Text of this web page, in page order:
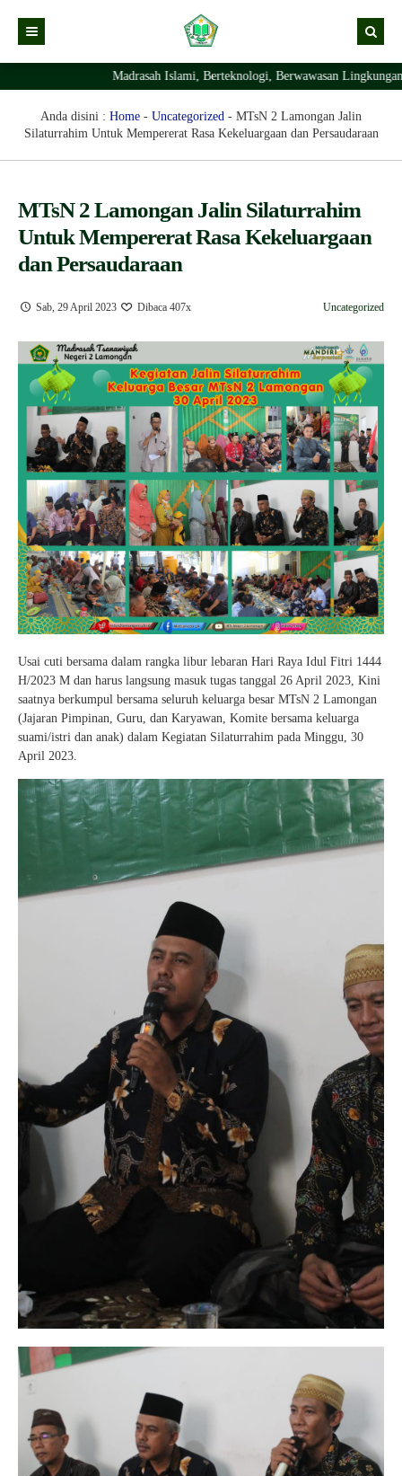
Kabar Madrasah
Profil Madrasah
Ekstrakurikuler Madrasah
Prestasi Madrasah
KURIKULUM
Struktur Organisasi Madrasah
Madrasah Islami, Berteknologi, Berwawasan Lingkungan
Anda disini : Home - Uncategorized - MTsN 2 Lamongan Jalin
Silaturrahim Untuk Mempererat Rasa Kekeluargaan dan Persaudaraan
MTsN 2 Lamongan Jalin Silaturrahim
Untuk Mempererat Rasa Kekeluargaan
dan Persaudaraan
Sab, 29 April 2023 Dibaca 407x Uncategorized
Usai cuti bersama dalam rangka libur lebaran Hari Raya Idul Fitri 1444
H/2023 M dan harus langsung masuk tugas tanggal 26 April 2023, Kini
saatnya berkumpul bersama seluruh keluarga besar MTsN 2 Lamongan
(Jajaran Pimpinan, Guru, dan Karyawan, Komite bersama keluarga
suami/istri dan anak) dalam Kegiatan Silaturrahim pada Minggu, 30
April 2023.